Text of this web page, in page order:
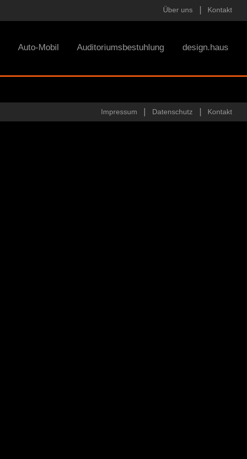
Über uns Kontakt
Auto-Mobil Auditoriumsbestuhlung design.haus
Impressum Datenschutz Kontakt